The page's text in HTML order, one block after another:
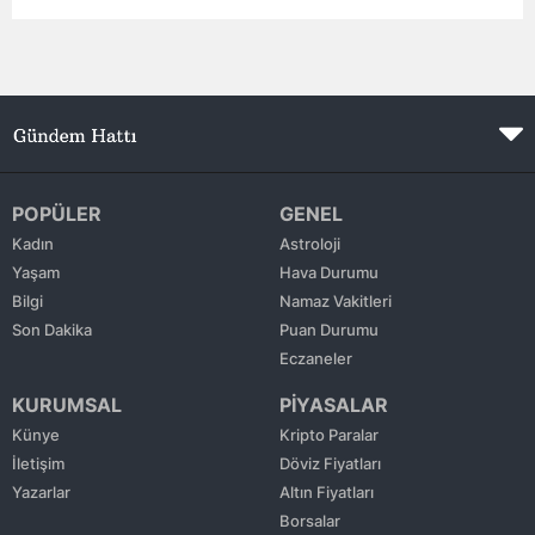
Erzurum
Eskişehir
Gaziantep
Giresun
Gümüşhane
Hatay
Isparta
POPÜLER
Kadın
Yaşam
Bilgi
Son Dakika
GENEL
Astroloji
Hava Durumu
Namaz Vakitleri
Puan Durumu
Eczaneler
KURUMSAL
Künye
İletişim
Yazarlar
PİYASALAR
Kripto Paralar
Döviz Fiyatları
Altın Fiyatları
Borsalar